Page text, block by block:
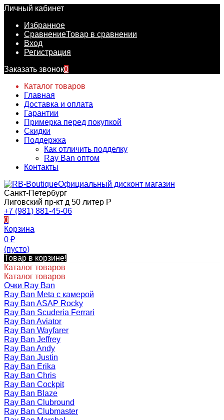
Личный кабинет
Избранное
СравнениеТовар в сравнении
Вход
Регистрация
Заказать звонок0
Каталог товаров
Главная
Доставка и оплата
Гарантии
Примерка перед покупкой
Скидки
Поддержка
Как отличить подделку
Ray Ban оптом
Контакты
Официальный дисконт магазин
Санкт-Петербург
Лиговский пр-кт д 50 литер Р
+7 (981) 881-45-06
0
Корзина
0 ₽
(пусто)
Товар в корзине!
Каталог товаров
Каталог товаров
Очки Ray Ban
Ray Ban Meta с камерой
Ray Ban ASAP Rocky
Ray Ban Scuderia Ferrari
Ray Ban Aviator
Ray Ban Wayfarer
Ray Ban Jeffrey
Ray Ban Andy
Ray Ban Justin
Ray Ban Erika
Ray Ban Chris
Ray Ban Cockpit
Ray Ban Blaze
Ray Ban Clubround
Ray Ban Clubmaster